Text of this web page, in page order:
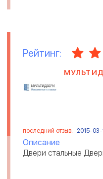
Рейтинг:
последний отзыв: 2015-03-
Описание
Двери стальные